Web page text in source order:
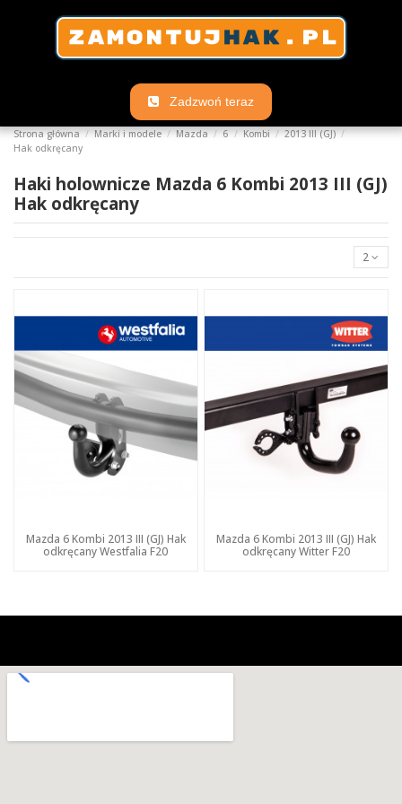
Zadzwoń teraz
Strona główna Marki i modele Mazda 6 Kombi
2013 III (GJ)
Hak odkręcany
Haki holownicze Mazda 6 Kombi 2013 III (GJ)
Hak odkręcany
2
Mazda 6 Kombi 2013 III (GJ) Hak
odkręcany Westfalia F20
Mazda 6 Kombi 2013 III (GJ) Hak
odkręcany Witter F20